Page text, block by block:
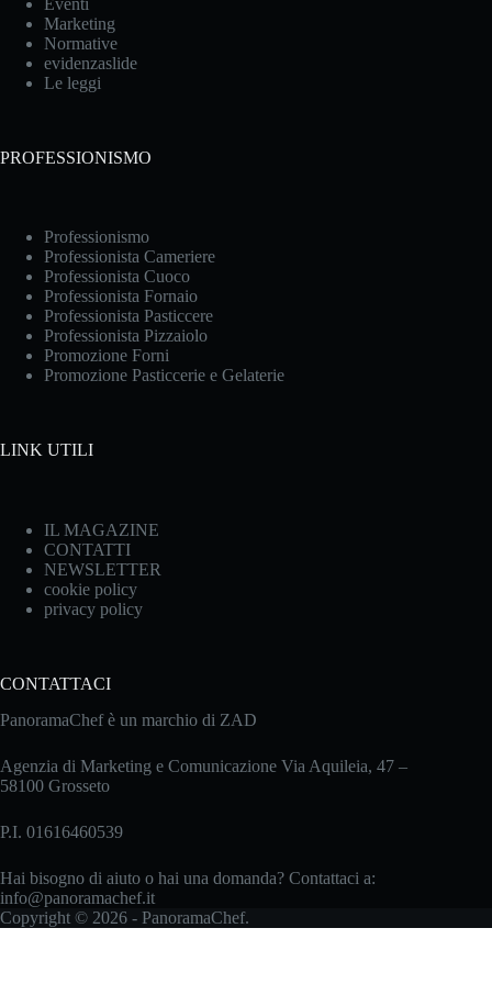
Marketing
Normative
evidenzaslide
Le leggi
PROFESSIONISMO
Professionismo
Professionista Cameriere
Professionista Cuoco
Professionista Fornaio
Professionista Pasticcere
Professionista Pizzaiolo
Promozione Forni
Promozione Pasticcerie e Gelaterie
LINK UTILI
IL MAGAZINE
CONTATTI
NEWSLETTER
cookie policy
privacy policy
CONTATTACI
PanoramaChef è un marchio di ZAD
Agenzia di Marketing e Comunicazione Via Aquileia, 47 –
58100 Grosseto
P.I. 01616460539
Hai bisogno di aiuto o hai una domanda? Contattaci a:
info@panoramachef.it
Copyright © 2026 - PanoramaChef.